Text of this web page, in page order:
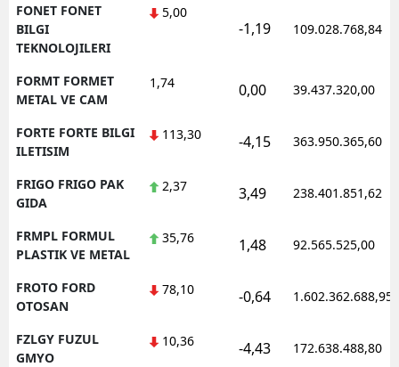
FONET FONET
BILGI
TEKNOLOJILERI
5,00
-1,19 109.028.768,84
FORMT FORMET
METAL VE CAM
1,74 0,00 39.437.320,00
FORTE FORTE BILGI
ILETISIM
113,30 -4,15 363.950.365,60
FRIGO FRIGO PAK
GIDA
2,37 3,49 238.401.851,62
FRMPL FORMUL
PLASTIK VE METAL
35,76 1,48 92.565.525,00
FROTO FORD
OTOSAN
78,10 -0,64 1.602.362.688,95
FZLGY FUZUL
GMYO
10,36 -4,43 172.638.488,80